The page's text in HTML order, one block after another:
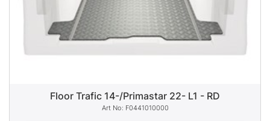
Floor Trafic 14-/Primastar 22- L1 - RD
F0441010000